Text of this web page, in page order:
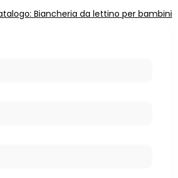
Biancheria da lettino per bambini